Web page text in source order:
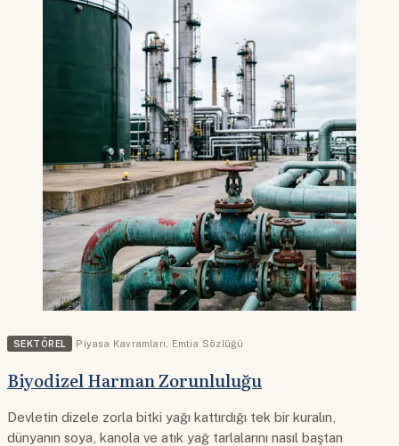
SEKTÖREL Piyasa Kavramları, Emtia Sözlüğü
Biyodizel Harman Zorunluluğu
Devletin dizele zorla bitki yağı kattırdığı tek bir kuralın,
dünyanın soya, kanola ve atık yağ tarlalarını nasıl baştan